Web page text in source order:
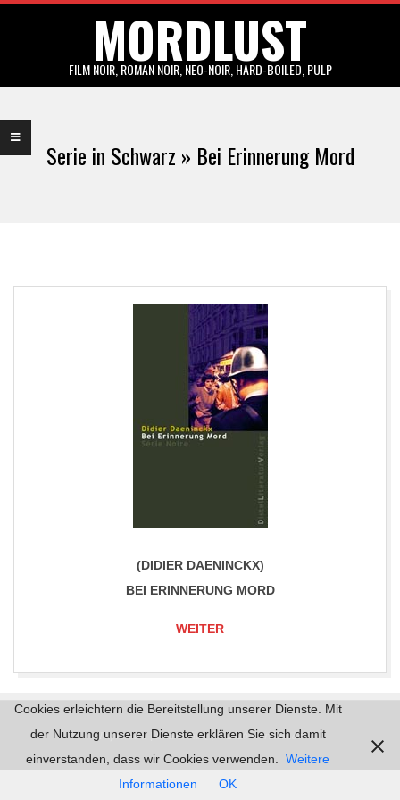
MORDLUST
FILM NOIR, ROMAN NOIR, NEO-NOIR, HARD-BOILED, PULP
Navigation
Serie in Schwarz » Bei Erinnerung Mord
(DIDIER DAENINCKX)
BEI ERINNERUNG MORD
WEITER
06-
Impressum |Datenschutz | © 2026mordlust.de
Cookies erleichtern die Bereitstellung unserer Dienste. Mit
der Nutzung unserer Dienste erklären Sie sich damit
einverstanden, dass wir Cookies verwenden.
Weitere
Informationen
OK